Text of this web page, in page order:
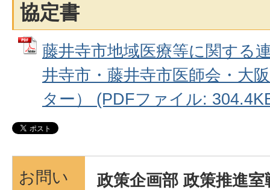
協定書
藤井寺市地域医療等に関する
井寺市・藤井寺市医師会・大
ター） (PDFファイル:
お問い
政策企画部 政策推進室